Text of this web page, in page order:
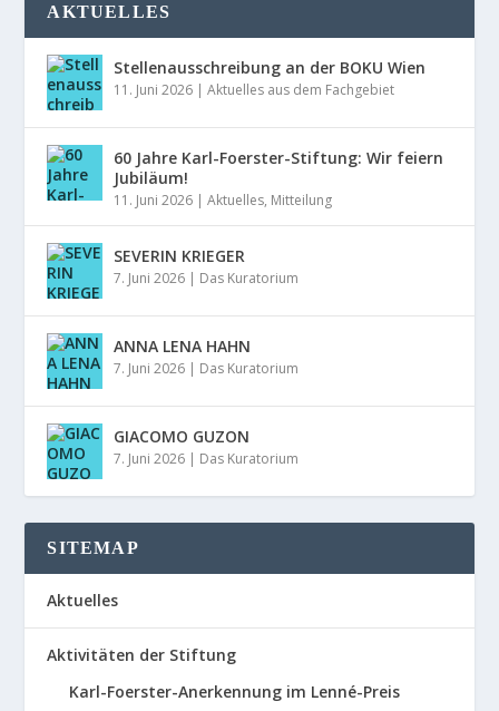
AKTUELLES
Stellenausschreibung an der BOKU Wien
11. Juni 2026 |Aktuelles aus dem Fachgebiet
60 Jahre Karl-Foerster-Stiftung: Wir feiern
Jubiläum!
11. Juni 2026 |Aktuelles, Mitteilung
SEVERIN KRIEGER
7. Juni 2026 | Das Kuratorium
ANNA LENA HAHN
7. Juni 2026 | Das Kuratorium
GIACOMO GUZON
7. Juni 2026 | Das Kuratorium
SITEMAP
Aktuelles
Aktivitäten der Stiftung
Karl-Foerster-Anerkennung im Lenné-Preis